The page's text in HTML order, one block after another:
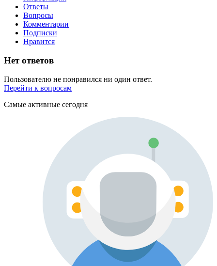
Ответы
Вопросы
Комментарии
Подписки
Нравится
Нет ответов
Пользователю не понравился ни один ответ.
Перейти к вопросам
Самые активные сегодня